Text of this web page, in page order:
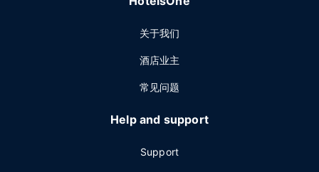
关于我们
酒店业主
常见问题
Help and support
Support